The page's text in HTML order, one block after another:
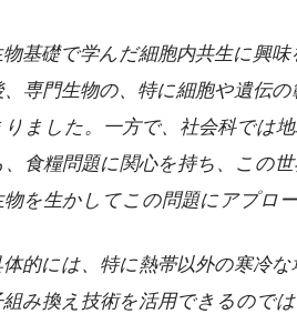
基礎で学んだ細胞内共生に興
、専門生物の、特に細胞や遺伝
りました。一方で、社会科では
、食糧問題に関心を持ち、この
物を生かしてこの問題にアプロ
的には、特に熱帯以外の寒冷
組み換え技術を活用できるので